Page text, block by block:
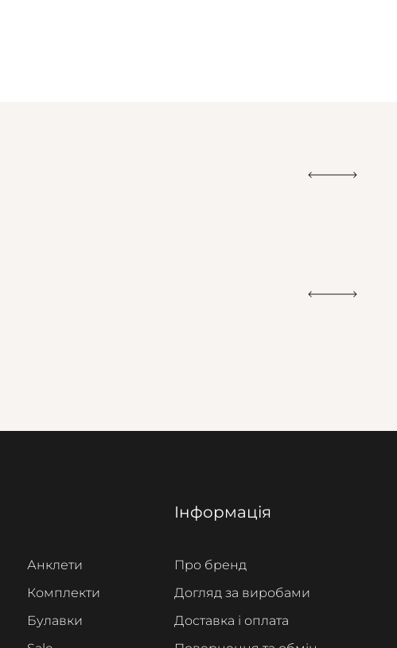
Анклети
Комплекти
Булавки
Інформація
Про бренд
Догляд за виробами
Доставка і оплата